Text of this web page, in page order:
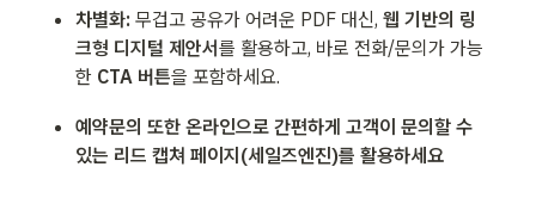
차별화: 무겁고 공유가 어려운 PDF 대신, 웹 기반의 링
크형 디지털 제안서를 활용하고, 바로 전화/문의가 가능
한 CTA 버튼을 포함하세요.
예약문의 또한 온라인으로 간편하게 고객이 문의할 수
있는 리드 캡쳐 페이지(세일즈엔진)를 활용하세요